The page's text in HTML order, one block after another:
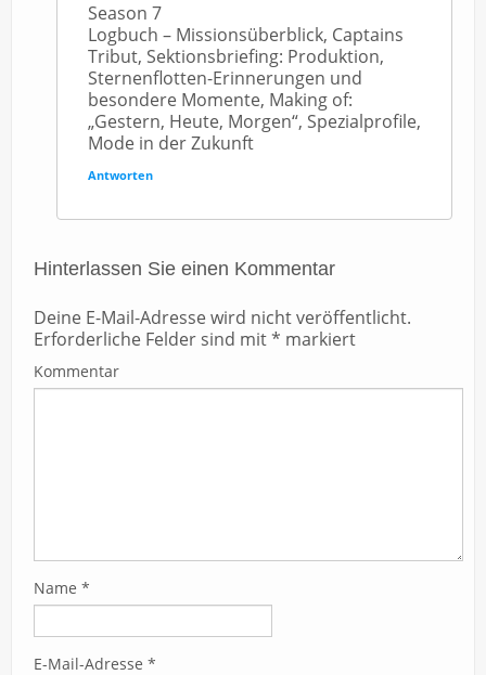
Season 7
Logbuch – Missionsüberblick, Captains
Tribut, Sektionsbriefing: Produktion,
Sternenflotten-Erinnerungen und
besondere Momente, Making of:
„Gestern, Heute, Morgen“, Spezialprofile,
Mode in der Zukunft
Antworten
Hinterlassen Sie einen Kommentar
Deine E-Mail-Adresse wird nicht veröffentlicht.
Erforderliche Felder sind mit* markiert
Kommentar
Name *
E-Mail-Adresse *